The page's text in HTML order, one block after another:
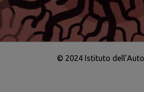
© 2024 Istituto